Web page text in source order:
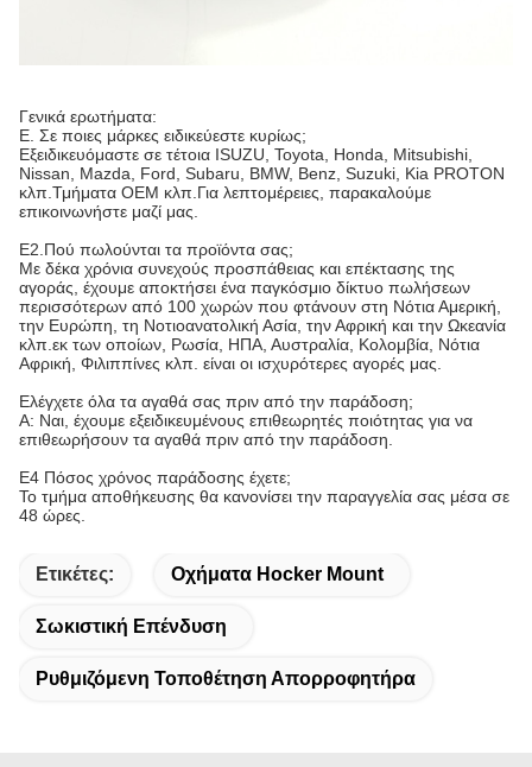
Γενικά ερωτήματα:
Ε. Σε ποιες μάρκες ειδικεύεστε κυρίως;
Εξειδικευόμαστε σε τέτοια ISUZU, Toyota, Honda, Mitsubishi,
Nissan, Mazda, Ford, Subaru, BMW, Benz, Suzuki, Kia PROTON
κλπ.Τμήματα OEM κλπ.Για λεπτομέρειες, παρακαλούμε
επικοινωνήστε μαζί μας.
Ε2.Πού πωλούνται τα προϊόντα σας;
Με δέκα χρόνια συνεχούς προσπάθειας και επέκτασης της
αγοράς, έχουμε αποκτήσει ένα παγκόσμιο δίκτυο πωλήσεων
περισσότερων από 100 χωρών που φτάνουν στη Νότια Αμερική,
την Ευρώπη, τη Νοτιοανατολική Ασία, την Αφρική και την Ωκεανία
κλπ.εκ των οποίων, Ρωσία, ΗΠΑ, Αυστραλία, Κολομβία, Νότια
Αφρική, Φιλιππίνες κλπ. είναι οι ισχυρότερες αγορές μας.
Ελέγχετε όλα τα αγαθά σας πριν από την παράδοση;
Α: Ναι, έχουμε εξειδικευμένους επιθεωρητές ποιότητας για να
επιθεωρήσουν τα αγαθά πριν από την παράδοση.
Ε4 Πόσος χρόνος παράδοσης έχετε;
Το τμήμα αποθήκευσης θα κανονίσει την παραγγελία σας μέσα σε
48 ώρες.
Ετικέτες: Οχήματα Hocker Mount
Σωκιστική Επένδυση
Ρυθμιζόμενη Τοποθέτηση Απορροφητήρα